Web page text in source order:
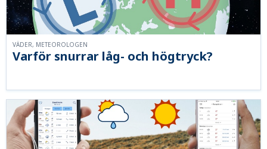
Varför snurrar låg- och högtryck?
VÄDER, METEOROLOGEN